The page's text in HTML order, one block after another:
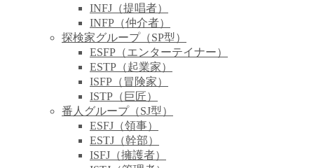
INFJ（提唱者）
INFP（仲介者）
探検家グループ（SP型）
ESFP（エンターテイナー）
ESTP（起業家）
ISFP（冒険家）
ISTP（巨匠）
番人グループ（SJ型）
ESFJ（領事）
ESTJ（幹部）
ISFJ（擁護者）